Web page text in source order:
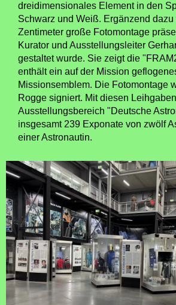
dreidimensionales Element in den
Schwarz und Weiß. Ergänzend
Zentimeter große Fotomontage
Kurator und Ausstellungsleiter
gestaltet wurde. Sie zeigt die
enthält ein auf der Mission
Missionsemblem. Die Fotomontage
Rogge signiert. Mit diesen
Ausstellungsbereich "Deutsche
insgesamt 239 Exponate von zwölf
einer Astronautin.